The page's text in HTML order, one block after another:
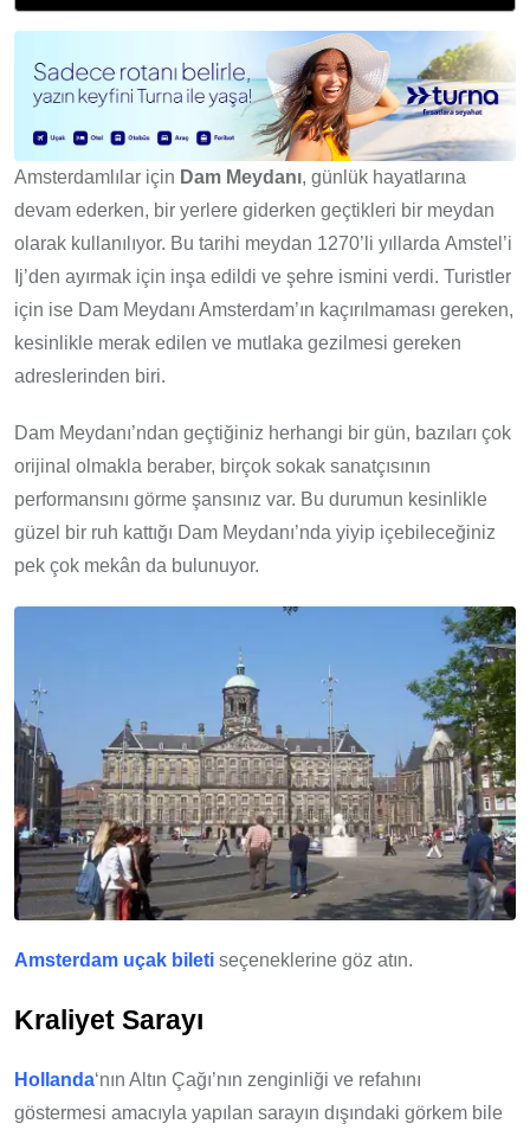
Amsterdamlılar için Dam Meydanı, günlük hayatlarına
devam ederken, bir yerlere giderken geçtikleri bir meydan
olarak kullanılıyor. Bu tarihi meydan 1270’li yıllarda Amstel’i
Ij’den ayırmak için inşa edildi ve şehre ismini verdi. Turistler
için ise Dam Meydanı Amsterdam’ın kaçırılmaması gereken,
kesinlikle merak edilen ve mutlaka gezilmesi gereken
adreslerinden biri.
Dam Meydanı’ndan geçtiğiniz herhangi bir gün, bazıları çok
orijinal olmakla beraber, birçok sokak sanatçısının
performansını görme şansınız var. Bu durumun kesinlikle
güzel bir ruh kattığı Dam Meydanı’nda yiyip içebileceğiniz
pek çok mekân da bulunuyor.
Amsterdam uçak bileti seçeneklerine göz atın.
Kraliyet Sarayı
Hollanda‘nın Altın Çağı’nın zenginliği ve refahını
göstermesi amacıyla yapılan sarayın dışındaki görkem bile